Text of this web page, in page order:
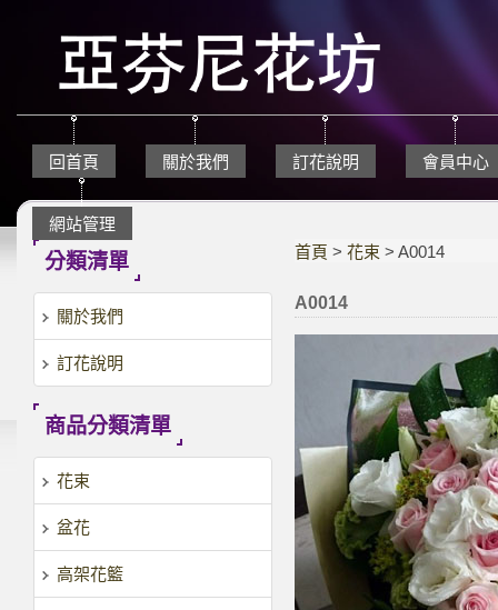
回首頁 關於我們 訂花說明 會員中心
網站管理
分類清單
關於我們
訂花說明
商品分類清單
花束
盆花
高架花籃
首頁 >花束 > A0014
A0014